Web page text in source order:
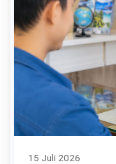
15 Juli 2026